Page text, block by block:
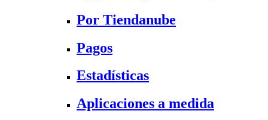
Por Tiendanube
Pagos
Estadísticas
Aplicaciones a medida